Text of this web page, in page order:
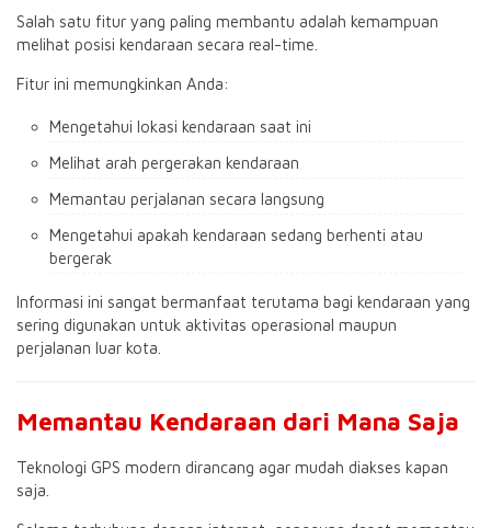
Salah satu fitur yang paling membantu adalah kemampuan
melihat posisi kendaraan secara real-time.
Fitur ini memungkinkan Anda:
Mengetahui lokasi kendaraan saat ini
Melihat arah pergerakan kendaraan
Memantau perjalanan secara langsung
Mengetahui apakah kendaraan sedang berhenti atau
bergerak
Informasi ini sangat bermanfaat terutama bagi kendaraan yang
sering digunakan untuk aktivitas operasional maupun
perjalanan luar kota.
Memantau Kendaraan dari Mana Saja
Teknologi GPS modern dirancang agar mudah diakses kapan
saja.